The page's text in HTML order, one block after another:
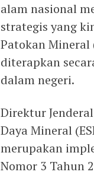
alam nasional
strategis yang
Patokan Mineral
diterapkan
dalam negeri.
Direktur
Daya Mineral
merupakan
Nomor 3 Tahun